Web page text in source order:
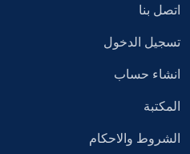
اتصل بنا
تسجيل الدخول
انشاء حساب
المكتبة
الشروط والاحكام